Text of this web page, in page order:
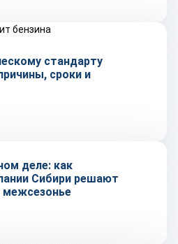
стандарту
сроки и
деле: как
Сибири решают
межсезонье